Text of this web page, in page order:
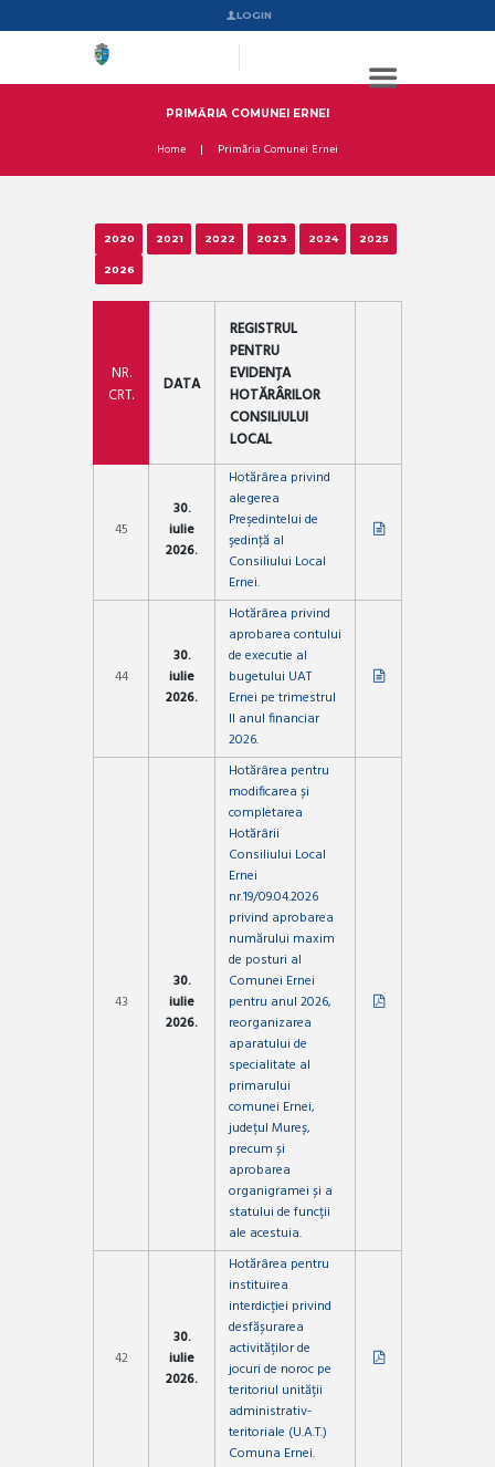
LOGIN
PRIMĂRIA COMUNEI ERNEI
Home Primăria Comunei Ernei
2020 2021 2022 2023 2024 2025
2026
NR.
CRT.
DATA
REGISTRUL
PENTRU
EVIDENȚA
HOTĂRÂRILOR
CONSILIULUI
LOCAL
45
30.
iulie
2026.
Hotărârea privind
alegerea
Preşedintelui de
şedinţă al
Consiliului Local
Ernei.
44
30.
iulie
2026.
Hotărârea privind
aprobarea contului
de executie al
bugetului UAT
Ernei pe trimestrul
II anul financiar
2026.
43
30.
iulie
2026.
Hotărârea pentru
modificarea și
completarea
Hotărârii
Consiliului Local
Ernei
nr.19/09.04.2026
privind aprobarea
numărului maxim
de posturi al
Comunei Ernei
pentru anul 2026,
reorganizarea
aparatului de
specialitate al
primarului
comunei Ernei,
județul Mureș,
precum și
aprobarea
organigramei și a
statului de funcții
ale acestuia.
42
30.
iulie
2026.
Hotărârea pentru
instituirea
interdicției privind
desfășurarea
activităților de
jocuri de noroc pe
teritoriul unității
administrativ-
teritoriale (U.A.T.)
Comuna Ernei.